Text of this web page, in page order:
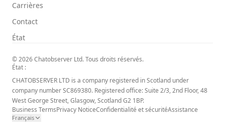
Carrières
Contact
État
© 2026 Chatobserver Ltd. Tous droits réservés.
État :
CHATOBSERVER LTD is a company registered in Scotland under
company number SC869380. Registered office: Suite 2/3, 2nd Floor, 48
West George Street, Glasgow, Scotland G2 1BP.
Business TermsPrivacy NoticeConfidentialité et sécuritéAssistance
Français